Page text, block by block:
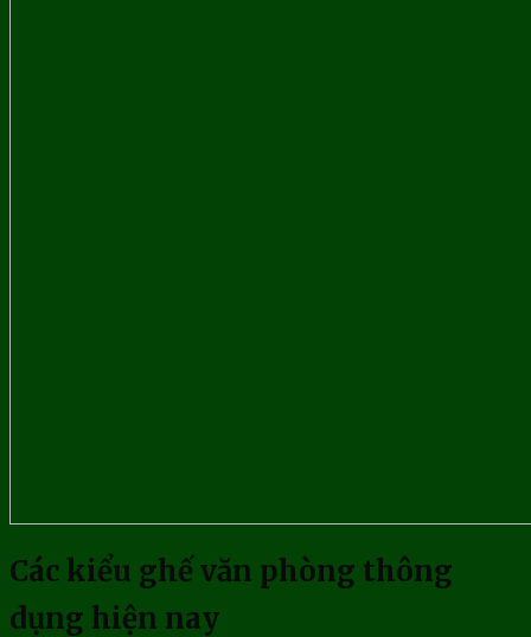
Các kiểu ghế văn phòng thông
dụng hiện nay